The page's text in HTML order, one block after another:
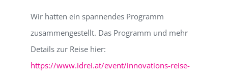
Wir hatten ein spannendes Programm
zusammengestellt. Das Programm und mehr
Details zur Reise hier:
https://www.idrei.at/event/innovations-reise-